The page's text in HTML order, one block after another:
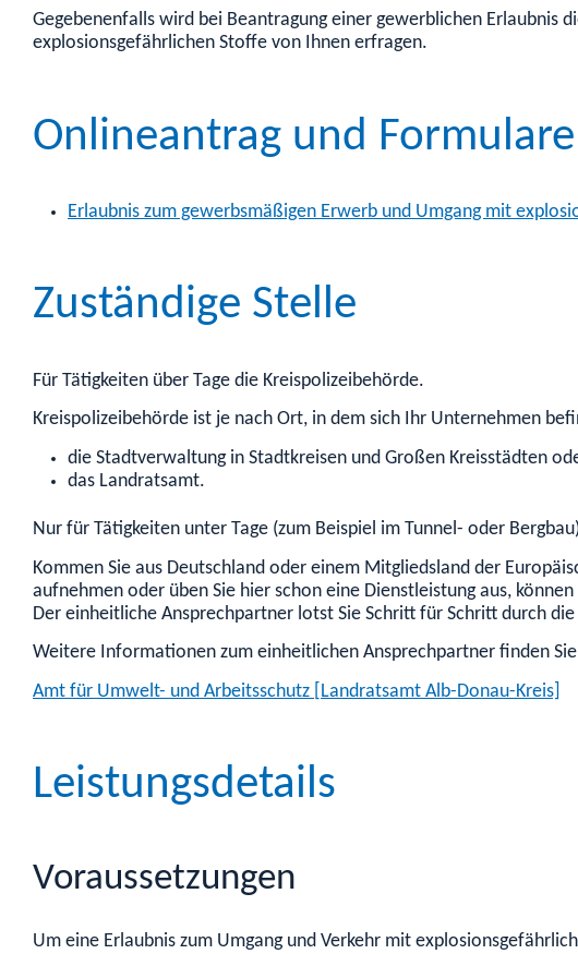
Gegebenenfalls wird bei Beantragung einer gewerblichen Erlaubnis
explosionsgefährlichen Stoffe von Ihnen erfragen.
Onlineantrag und Formulare
Erlaubnis zum gewerbsmäßigen Erwerb und Umgang mit
Zuständige Stelle
Für Tätigkeiten über Tage die Kreispolizeibehörde.
Kreispolizeibehörde ist je nach Ort, in dem sich Ihr Unternehmen
die Stadtverwaltungin Stadtkreisen und Großen Kreisstädten
das Landratsamt.
Nur für Tätigkeiten unter Tage (zum Beispiel im Tunnel- oder
Kommen Sie aus Deutschland oder einem Mitgliedsland der
aufnehmen oder üben Sie hier schon eine Dienstleistung aus,
Der einheitliche Ansprechpartner lotst Sie Schritt für Schritt durch
Weitere Informationen zum einheitlichen Ansprechpartner finden
Amt für Umwelt- und Arbeitsschutz [Landratsamt Alb-Donau-Kreis]
Leistungsdetails
Voraussetzungen
Um eine Erlaubnis zum Umgang und Verkehr mit